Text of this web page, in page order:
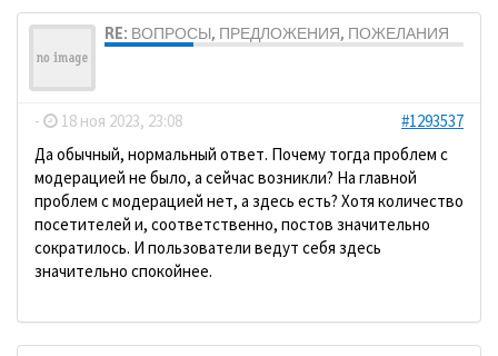
RE: ВОПРОСЫ, ПРЕДЛОЖЕНИЯ, ПОЖЕЛАНИЯ
- 18 ноя 2023, 23:08
#1293537
Да обычный, нормальный ответ. Почему тогда проблем с
модерацией не было, а сейчас возникли? На главной
проблем с модерацией нет, а здесь есть? Хотя количество
посетителей и, соответственно, постов значительно
сократилось. И пользователи ведут себя здесь
значительно спокойнее.